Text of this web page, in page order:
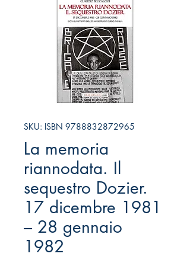
SKU: ISBN 9788832872965
La memoria
riannodata. Il
sequestro Dozier.
17 dicembre 1981
– 28 gennaio
1982